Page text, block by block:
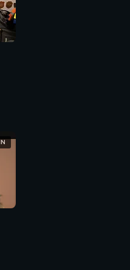
da 24
identità
Chiofalo
Quando lo
Morta
fetta di salume
e Nicola: una